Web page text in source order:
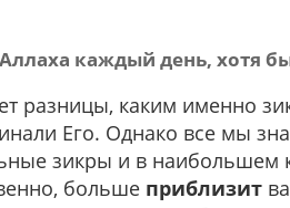
каждый день, хотя
разницы, каким именно
Его. Однако все мы
зикры и в наибольшем
больше приблизит